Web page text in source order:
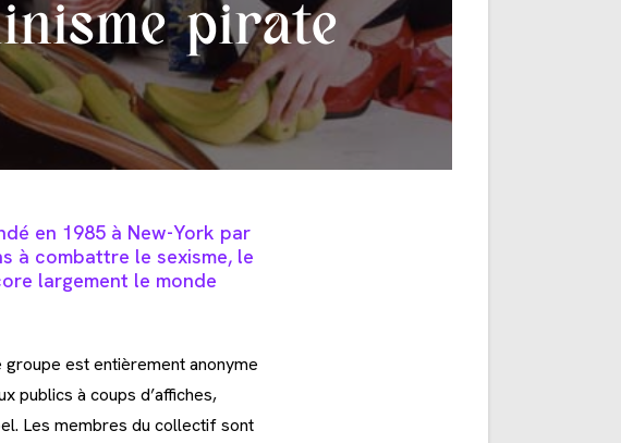
pirate
en 1985 à New-York par
à combattre le sexisme, le
largement le monde
est entièrement anonyme
publics à coups d’affiches,
Les membres du collectif sont